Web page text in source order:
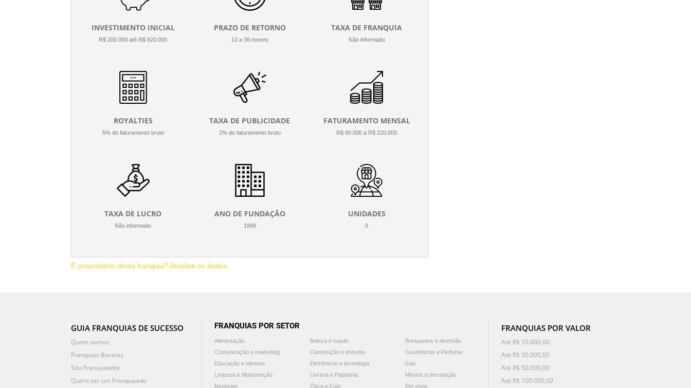
INVESTIMENTO INICIAL
R$ 200.000 até R$ 820.000
PRAZO DE RETORNO
12 a 36 meses
TAXA DE FRANQUIA
Não informado
ROYALTIES
5% do faturamento bruto
TAXA DE PUBLICIDADE
2% do faturamento bruto
FATURAMENTO MENSAL
R$ 90.000 a R$ 220.000
TAXA DE LUCRO
Não informado
ANO DE FUNDAÇÃO
1999
UNIDADES
0
É proprietário desta franquia? Atualize os dados
GUIA FRANQUIAS DE SUCESSO
Quem somos
Franquias Baratas
Sou Franqueador
Quero ser um Franqueado
FRANQUIAS POR SETOR
Alimentação Beleza e saúde
Brinquedos e diversão
Comunicação e marketing
Construção e Imóveis
Cosméticos e Perfume
Educação e Idiomas
Eletrônicos e tecnologia
Gás
Limpeza e Manutenção
Livraria e Papelaria
Móveis e decoração
Negócios
Ótica e Foto Pet shop
FRANQUIAS POR VALOR
Até R$ 10.000,00
Até R$ 30.000,00
Até R$ 50.000,00
Até R$ 100.000,00